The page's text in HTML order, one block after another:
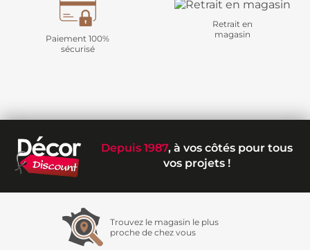
Paiement 100%
sécurisé
Retrait en
magasin
Depuis 1987, à vos côtés pour tous
vos projets !
Trouvez le magasin le plus
proche de chez vous